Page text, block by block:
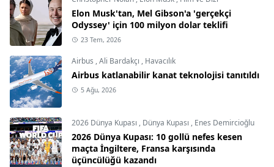
Elon Musk'tan, Mel Gibson'a 'gerçekçi
Odyssey' için 100 milyon dolar teklifi
23 Tem, 2026
Airbus ,Ali Bardakçı , Havacılık
Airbus katlanabilir kanat teknolojisi tanıtıldı
5 Ağu, 2026
2026 Dünya Kupası , Dünya Kupası , Enes Demircioğlu
2026 Dünya Kupası: 10 gollü nefes kesen
maçta İngiltere, Fransa karşısında
üçüncülüğü kazandı